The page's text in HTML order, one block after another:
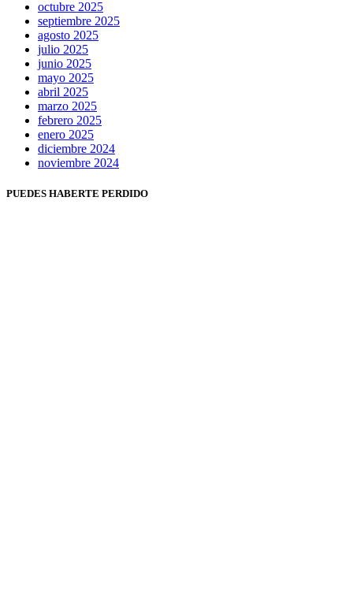
octubre 2025
septiembre 2025
agosto 2025
julio 2025
junio 2025
mayo 2025
abril 2025
marzo 2025
febrero 2025
enero 2025
diciembre 2024
noviembre 2024
PUEDES HABERTE PERDIDO